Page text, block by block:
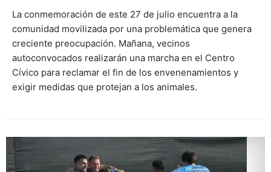
La conmemoración de este 27 de julio encuentra a la
comunidad movilizada por una problemática que genera
creciente preocupación. Mañana, vecinos
autoconvocados realizarán una marcha en el Centro
Cívico para reclamar el fin de los envenenamientos y
exigir medidas que protejan a los animales.